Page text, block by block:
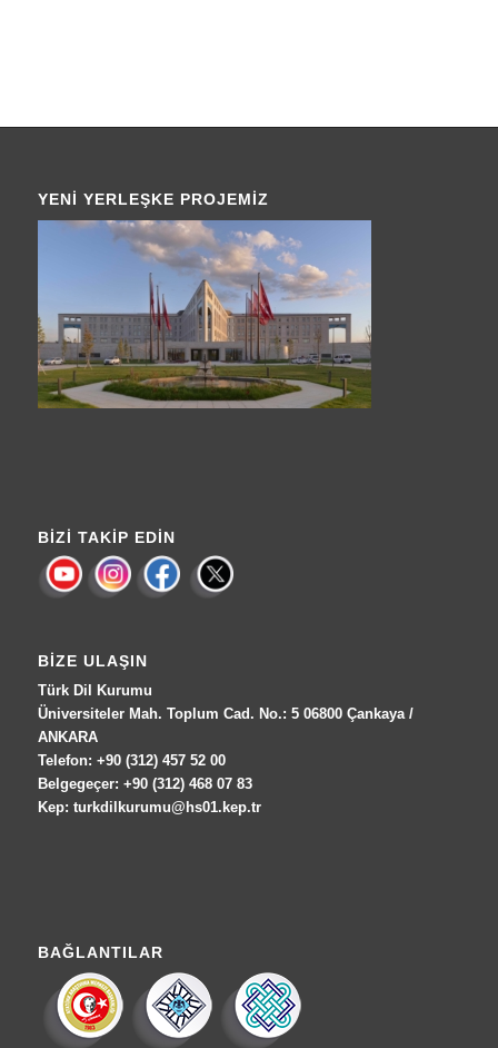
YENI YERLEŞKE PROJEMIZ
BIZI TAKIP EDIN
BIZE ULAŞIN
Türk Dil Kurumu
Üniversiteler Mah. Toplum Cad. No.: 5 06800 Çankaya /
ANKARA
Telefon: +90 (312) 457 52 00
Belgegeçer: +90 (312) 468 07 83
Kep: turkdilkurumu@hs01.kep.tr
BAĞLANTILAR